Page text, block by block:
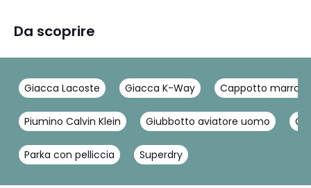
Da scoprire
Giacca Lacoste Giacca K-Way Cappotto
Piumino Calvin Klein Giubbotto aviatore uomo
Parka con pelliccia Superdry